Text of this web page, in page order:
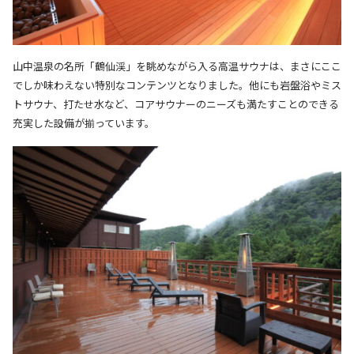
山中温泉の名所「鶴仙渓」を眺めながら入る高温サウナは、まさにここ
でしか味わえない特別なコンテンツとなりました。 他にも岩盤浴やミス
トサウナ、打たせ水など、コアサウナーのニーズも満たすことのできる
充実した設備が揃っています。